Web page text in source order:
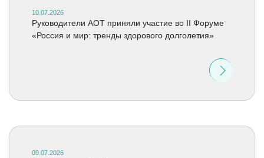
10.07.2026
Руководители АОТ приняли участие во II Форуме
«Россия и мир: тренды здорового долголетия»
09.07.2026